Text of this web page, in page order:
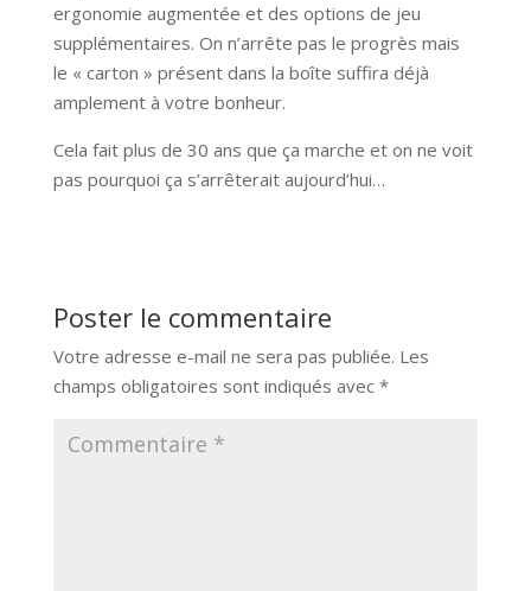
ergonomie augmentée et des options de jeu
supplémentaires. On n’arrête pas le progrès mais
le « carton » présent dans la boîte suffira déjà
amplement à votre bonheur.
Cela fait plus de 30 ans que ça marche et on ne voit
pas pourquoi ça s’arrêterait aujourd’hui…
Poster le commentaire
Votre adresse e-mail ne sera pas publiée. Les
champs obligatoires sont indiqués avec *